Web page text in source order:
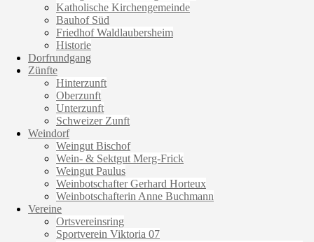
Katholische Kirchengemeinde
Bauhof Süd
Friedhof Waldlaubersheim
Historie
Dorfrundgang
Zünfte
Hinterzunft
Oberzunft
Unterzunft
Schweizer Zunft
Weindorf
Weingut Bischof
Wein- & Sektgut Merg-Frick
Weingut Paulus
Weinbotschafter Gerhard Horteux
Weinbotschafterin Anne Buchmann
Vereine
Ortsvereinsring
Sportverein Viktoria 07